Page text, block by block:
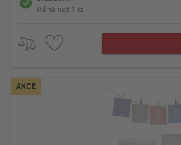
Méně než 3 ks
AKCE